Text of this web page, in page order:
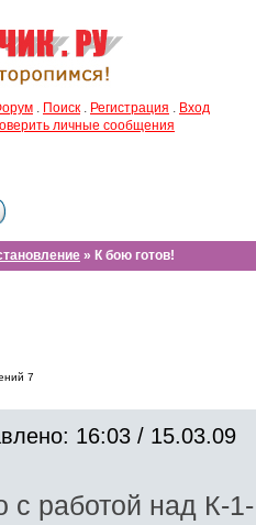
. Поиск . Регистрация . Вход
личные сообщения
» К бою готов!
7
16:03 / 15.03.09
с работой над К-